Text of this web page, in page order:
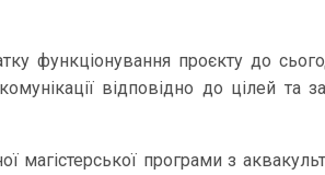
функціонування проєкту до
відповідно до цілей та
програми з